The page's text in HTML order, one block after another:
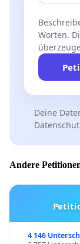
Worten.
Deine
Andere
4 146